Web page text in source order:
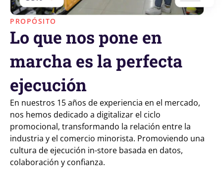
PROPÓSITO
Lo que nos pone en
marcha es la perfecta
ejecución
En nuestros 15 años de experiencia en el mercado,
nos hemos dedicado a digitalizar el ciclo
promocional, transformando la relación entre la
industria y el comercio minorista. Promoviendo una
cultura de ejecución in-store basada en datos,
colaboración y confianza.